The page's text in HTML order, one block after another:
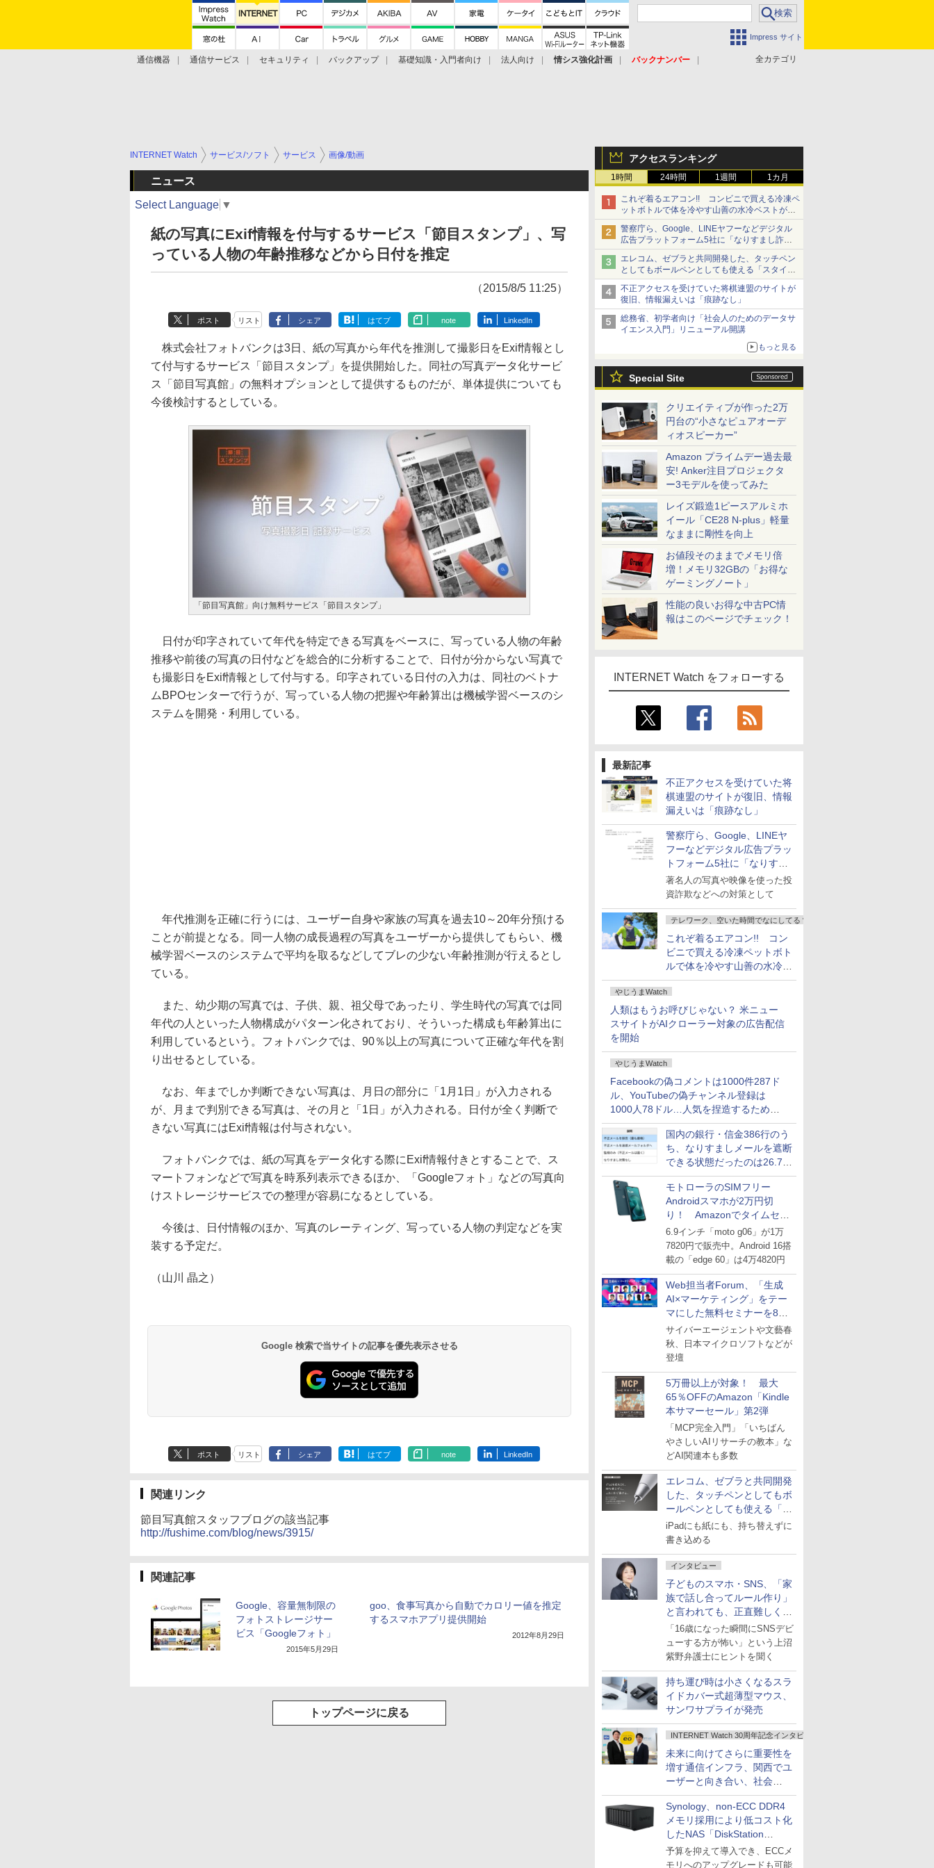
Impress サイト
全カテゴリ
通信機器 通信サービス セキュリティ バックアップ 基礎知識・入門者向け 法人向け 情シス強化計画
バックナンバー
アクセスランキング
1時間 24時間 1週間 1カ月
これぞ着るエアコン!! コンビニで買える冷凍ペ
ットボトルで体を冷やす山善の水冷ベストがロ
ードバイクにちょうどいい【ぼっち・ざ・ろー
ど！その14】【空いた時間でなにしてる？】
警察庁ら、Google、LINEヤフーなどデジタル
広告プラットフォーム5社に「なりすまし詐欺
広告」対策強化を要請 著名人の写真や映像を
使った投資詐欺などへの対策として
エレコム、ゼブラと共同開発した、タッチペン
としてもボールペンとしても使える「スタイラ
スツーウェイ」発売 iPadにも紙にも、持ち替
えずに書き込める
不正アクセスを受けていた将棋連盟のサイトが
復旧、情報漏えいは「痕跡なし」
総務省、初学者向け「社会人のためのデータサ
イエンス入門」リニューアル開講
もっと見る
Special Site
クリエイティブが作った2万
円台の“小さなピュアオーデ
ィオスピーカー”
Amazon プライムデー過去最
安! Anker注目プロジェクタ
ー3モデルを使ってみた
レイズ鍛造1ピースアルミホ
イール「CE28 N-plus」軽量
なままに剛性を向上
お値段そのままでメモリ倍
増！メモリ32GBの「お得な
ゲーミングノート」
性能の良いお得な中古PC情
報はこのページでチェック！
INTERNET Watch をフォローする
最新記事
不正アクセスを受けていた将
棋連盟のサイトが復旧、情報
漏えいは「痕跡なし」
警察庁ら、Google、LINEヤ
フーなどデジタル広告プラッ
トフォーム5社に「なりすま
し詐欺広告」対策強化を要請
著名人の写真や映像を使った投
資詐欺などへの対策として
テレワーク、空いた時間でなにしてる？
これぞ着るエアコン!! コン
ビニで買える冷凍ペットボト
ルで体を冷やす山善の水冷ベ
ストがロードバイクにちょう
どいい【ぼっち・ざ・ろー
ど！その14】
やじうまWatch
人類はもうお呼びじゃない？ 米ニュー
スサイトがAIクローラー対象の広告配信
を開始
やじうまWatch
Facebookの偽コメントは1000件287ド
ル、YouTubeの偽チャンネル登録は
1000人78ドル…人気を捏造するための
価格リストが公開中
国内の銀行・信金386行のう
ち、なりすましメールを遮断
できる状態だったのは26.7％
にとどまる～GMOブランド
セキュリティ調査
モトローラのSIMフリー
Androidスマホが2万円切
り！ Amazonでタイムセー
ル
6.9インチ「moto g06」が1万
7820円で販売中。Android 16搭
載の「edge 60」は4万4820円
Web担当者Forum、「生成
AI×マーケティング」をテー
マにした無料セミナーを8月
27日にオンライン開催
サイバーエージェントや文藝春
秋、日本マイクロソフトなどが
登壇
5万冊以上が対象！ 最大
65％OFFのAmazon「Kindle
本サマーセール」第2弾
「MCP完全入門」「いちばん
やさしいAIリサーチの教本」な
どAI関連本も多数
エレコム、ゼブラと共同開発
した、タッチペンとしてもボ
ールペンとしても使える「ス
タイラスツーウェイ」発売
iPadにも紙にも、持ち替えずに
書き込める
インタビュー
子どものスマホ・SNS、「家
族で話し合ってルール作り」
と言われても、正直難しくな
いですか？
「16歳になった瞬間にSNSデビ
ューする方が怖い」という上沼
紫野弁護士にヒントを聞く
持ち運び時は小さくなるスラ
イドカバー式超薄型マウス、
サンワサプライが発売
INTERNET Watch 30周年記念インタビュー
未来に向けてさらに重要性を
増す通信インフラ、関西でユ
ーザーと向き合い、社会
の“あたらしい”を起動し続け
る～オプテージ
Synology、non-ECC DDR4
メモリ採用により低コスト化
したNAS「DiskStation
neo+」シリーズ
予算を抑えて導入でき、ECCメ
モリへのアップグレードも可能
INTERNET Watch サービス/ソフト サービス 画像/動画
ニュース
Select Language ▼
紙の写真にExif情報を付与するサービス「節目スタンプ」、写
っている人物の年齢推移などから日付を推定
（2015/8/5 11:25）
ポスト リスト シェア はてブ note LinkedIn
株式会社フォトバンクは3日、紙の写真から年代を推測して撮影日をExif情報とし
て付与するサービス「節目スタンプ」を提供開始した。同社の写真データ化サービ
ス「節目写真館」の無料オプションとして提供するものだが、単体提供についても
今後検討するとしている。
「節目写真館」向け無料サービス「節目スタンプ」
日付が印字されていて年代を特定できる写真をベースに、写っている人物の年齢
推移や前後の写真の日付などを総合的に分析することで、日付が分からない写真で
も撮影日をExif情報として付与する。印字されている日付の入力は、同社のベトナ
ムBPOセンターで行うが、写っている人物の把握や年齢算出は機械学習ベースのシ
ステムを開発・利用している。
年代推測を正確に行うには、ユーザー自身や家族の写真を過去10～20年分預ける
ことが前提となる。同一人物の成長過程の写真をユーザーから提供してもらい、機
械学習ベースのシステムで平均を取るなどしてブレの少ない年齢推測が行えるとし
ている。
また、幼少期の写真では、子供、親、祖父母であったり、学生時代の写真では同
年代の人といった人物構成がパターン化されており、そういった構成も年齢算出に
利用しているという。フォトバンクでは、90％以上の写真について正確な年代を割
り出せるとしている。
なお、年までしか判断できない写真は、月日の部分に「1月1日」が入力される
が、月まで判別できる写真は、その月と「1日」が入力される。日付が全く判断で
きない写真にはExif情報は付与されない。
フォトバンクでは、紙の写真をデータ化する際にExif情報付きとすることで、ス
マートフォンなどで写真を時系列表示できるほか、「Googleフォト」などの写真向
けストレージサービスでの整理が容易になるとしている。
今後は、日付情報のほか、写真のレーティング、写っている人物の判定などを実
装する予定だ。
（山川 晶之）
Google 検索で当サイトの記事を優先表示させる
ポスト リスト シェア はてブ note LinkedIn
関連リンク
節目写真館スタッフブログの該当記事
http://fushime.com/blog/news/3915/
関連記事
Google、容量無制限の
フォトストレージサー
ビス「Googleフォト」
2015年5月29日
goo、食事写真から自動でカロリー値を推定
するスマホアプリ提供開始
2012年8月29日
トップページに戻る